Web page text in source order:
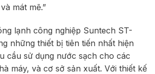
mát mẽ.”
lạnh công nghiệp Suntech ST-
những thiết bị tiên tiến nhất hiện
cầu sử dụng nước sạch cho các
máy, và cơ sở sản xuất. Với thiết kế